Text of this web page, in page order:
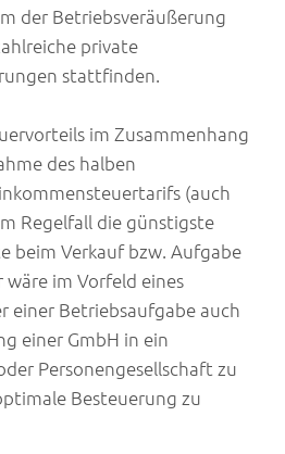
der Betriebsveräußerung
private
stattfinden.
im Zusammenhang
des halben
(auch
Regelfall die günstigste
beim Verkauf bzw. Aufgabe
wäre im Vorfeld eines
einer Betriebsaufgabe auch
einer GmbH in ein
Personengesellschaft zu
Besteuerung zu